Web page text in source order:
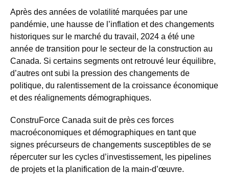
Après des années de volatilité marquées par une
pandémie, une hausse de l’inflation et des changements
historiques sur le marché du travail, 2024 a été une
année de transition pour le secteur de la construction au
Canada. Si certains segments ont retrouvé leur équilibre,
d’autres ont subi la pression des changements de
politique, du ralentissement de la croissance économique
et des réalignements démographiques.
ConstruForce Canada suit de près ces forces
macroéconomiques et démographiques en tant que
signes précurseurs de changements susceptibles de se
répercuter sur les cycles d’investissement, les pipelines
de projets et la planification de la main-d’œuvre.